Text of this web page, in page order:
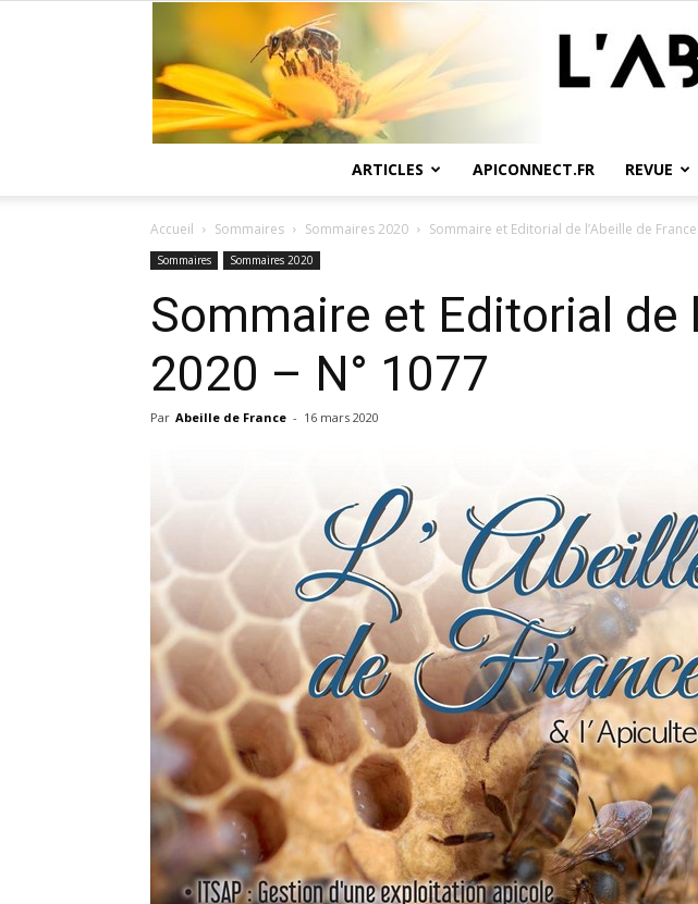
ARTICLES APICONNECT.FR REVUE
Accueil Sommaires Sommaires 2020 Sommaire et Editorial de l’Abeille de
Sommaires Sommaires 2020
Sommaire et Editorial de
2020 – N° 1077
Par Abeille de France - 16 mars 2020